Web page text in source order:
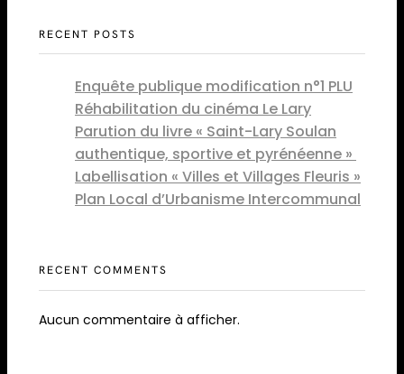
RECENT POSTS
Enquête publique modification n°1 PLU
Réhabilitation du cinéma Le Lary
Parution du livre « Saint-Lary Soulan
authentique, sportive et pyrénéenne »
Labellisation « Villes et Villages Fleuris »
Plan Local d’Urbanisme Intercommunal
RECENT COMMENTS
Aucun commentaire à afficher.